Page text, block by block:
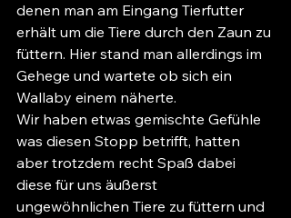
denen man am Eingang Tierfutter
erhält um die Tiere durch den Zaun zu
füttern. Hier stand man allerdings im
Gehege und wartete ob sich ein
Wallaby einem näherte.
Wir haben etwas gemischte Gefühle
was diesen Stopp betrifft, hatten
aber trotzdem recht Spaß dabei
diese für uns äußerst
ungewöhnlichen Tiere zu füttern und